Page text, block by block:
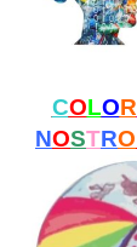
COLOR
NOSTRO